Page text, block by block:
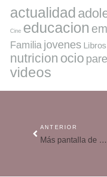
actualidad
Cine educacion
Familia jovenes Libros
nutricion ocio
videos
ANTERIOR
Más pantalla de móvil, menos calidad de sueño